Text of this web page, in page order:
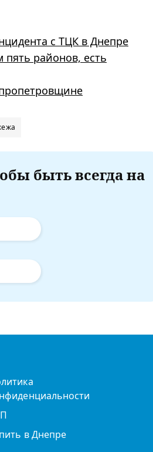
с ТЦК в Днепре
районов, есть
быть всегда на
в Днепре